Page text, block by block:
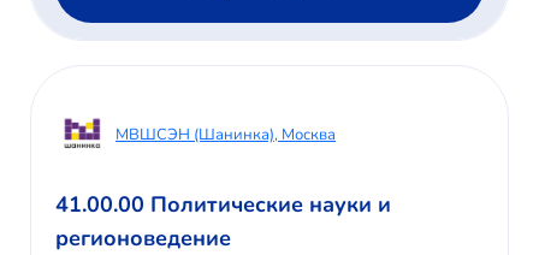
МВШСЭН (Шанинка), Москва
41.00.00 Политические науки и
регионоведение